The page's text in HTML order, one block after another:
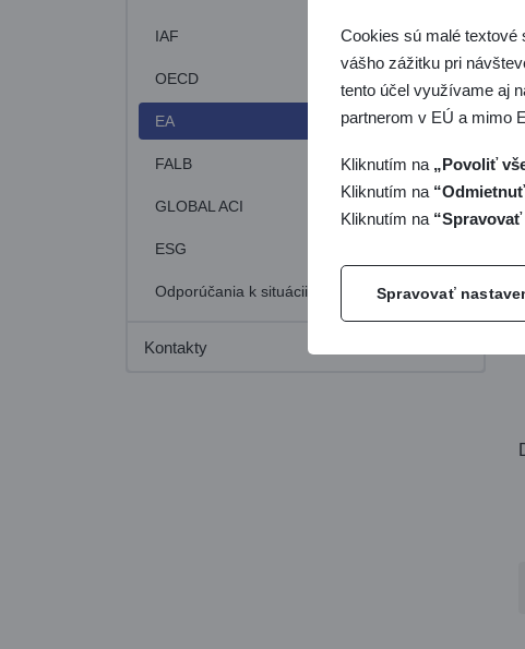
IAF
OECD
EA
FALB
GLOBAL ACI
ESG
Odporúčania k situácii na Ukrajine
Kontakty
Cookies sú malé textové
vášho zážitku pri
tento účel využívame aj
partnerom v EÚ a mimo
Kliknutím na „Povoliť
Kliknutím na
Kliknutím na “Spravovať
Spravovať